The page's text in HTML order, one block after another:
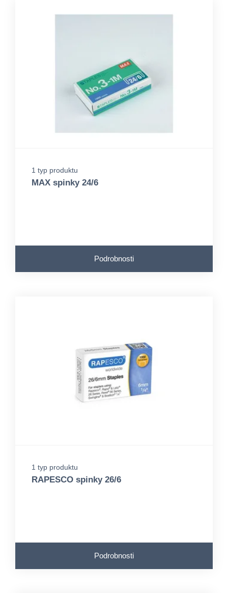
1 typ produktu
MAX spinky 24/6
Podrobnosti
1 typ produktu
RAPESCO spinky 26/6
Podrobnosti